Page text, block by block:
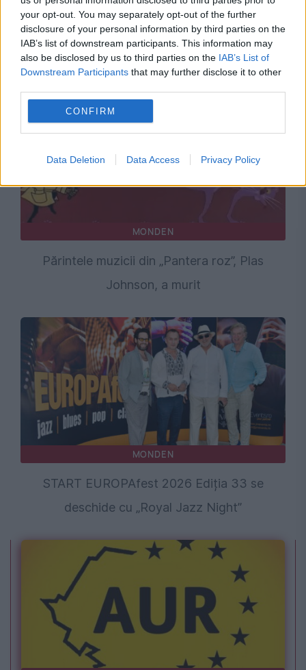
your opt-out. You may separately opt-out of the further
disclosure of your personal information by third parties on the
IAB’s list of downstream participants. This information may
also be disclosed by us to third parties on the IAB’s List of
Downstream Participants that may further disclose it to other
CONFIRM
Data Deletion Data Access Privacy Policy
Recomandările noastre
MONDEN
Părintele muzicii din „Pantera roz”, Plas
Johnson, a murit
MONDEN
START EUROPAfest 2026 Ediția 33 se
deschide cu „Royal Jazz Night”